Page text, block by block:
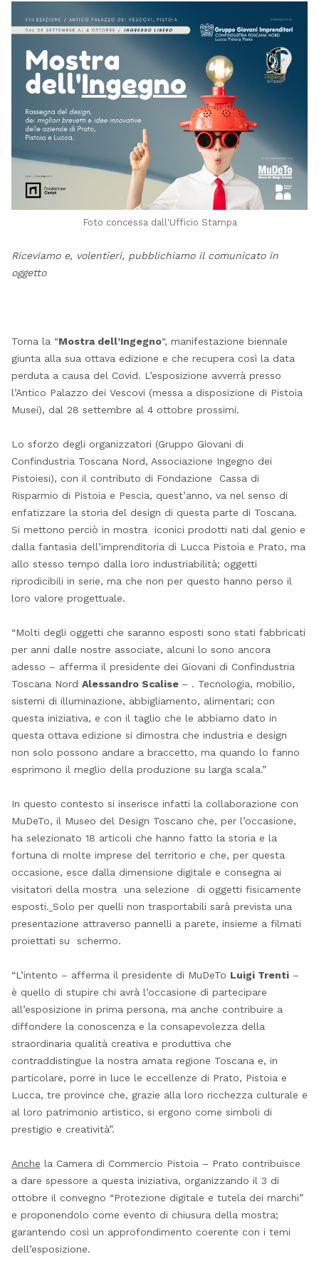
Foto concessa dall'Ufficio Stampa
Riceviamo e, volentieri, pubblichiamo il comunicato in
oggetto
Torna la “Mostra dell’Ingegno“, manifestazione biennale
giunta alla sua ottava edizione e che recupera così la data
perduta a causa del Covid. L’esposizione avverrà presso
l’Antico Palazzo dei Vescovi (messa a disposizione di Pistoia
Musei), dal 28 settembre al 4 ottobre prossimi.
Lo sforzo degli organizzatori (Gruppo Giovani di
Confindustria Toscana Nord, Associazione Ingegno dei
Pistoiesi), con il contributo di Fondazione Cassa di
Risparmio di Pistoia e Pescia, quest’anno, va nel senso di
enfatizzare la storia del design di questa parte di Toscana.
Si mettono perciò in mostra iconici prodotti nati dal genio e
dalla fantasia dell’imprenditoria di Lucca Pistoia e Prato, ma
allo stesso tempo dalla loro industriabilità; oggetti
riprodicibili in serie, ma che non per questo hanno perso il
loro valore progettuale.
“Molti degli oggetti che saranno esposti sono stati fabbricati
per anni dalle nostre associate, alcuni lo sono ancora
adesso – afferma il presidente dei Giovani di Confindustria
Toscana Nord Alessandro Scalise – . Tecnologia, mobilio,
sistemi di illuminazione, abbigliamento, alimentari; con
questa iniziativa, e con il taglio che le abbiamo dato in
questa ottava edizione si dimostra che industria e design
non solo possono andare a braccetto, ma quando lo fanno
esprimono il meglio della produzione su larga scala.”
In questo contesto si inserisce infatti la collaborazione con
MuDeTo, il Museo del Design Toscano che, per l’occasione,
ha selezionato 18 articoli che hanno fatto la storia e la
fortuna di molte imprese del territorio e che, per questa
occasione, esce dalla dimensione digitale e consegna ai
visitatori della mostra una selezione di oggetti fisicamente
esposti. Solo per quelli non trasportabili sarà prevista una
presentazione attraverso pannelli a parete, insieme a filmati
proiettati su schermo.
“L’intento – afferma il presidente di MuDeTo Luigi Trenti–
è quello di stupire chi avrà l’occasione di partecipare
all’esposizione in prima persona, ma anche contribuire a
diffondere la conoscenza e la consapevolezza della
straordinaria qualità creativa e produttiva che
contraddistingue la nostra amata regione Toscana e, in
particolare, porre in luce le eccellenze di Prato, Pistoia e
Lucca, tre province che, grazie alla loro ricchezza culturale e
al loro patrimonio artistico, si ergono come simboli di
prestigio e creatività”.
Anche la Camera di Commercio Pistoia – Prato contribuisce
a dare spessore a questa iniziativa, organizzando il 3 di
ottobre il convegno “Protezione digitale e tutela dei marchi”
e proponendolo come evento di chiusura della mostra;
garantendo così un approfondimento coerente con i temi
dell’esposizione.